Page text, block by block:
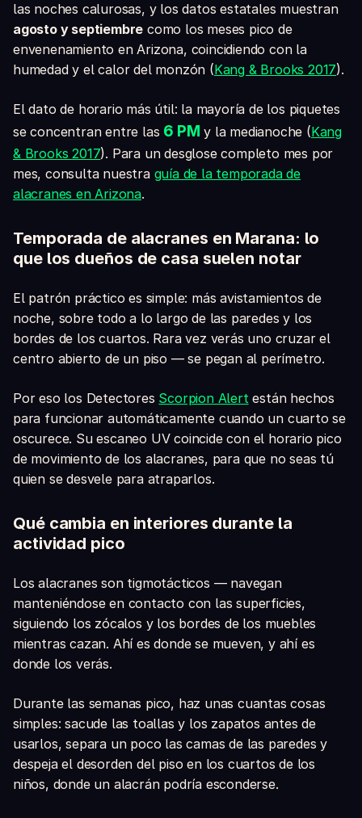
las noches calurosas, y los datos estatales muestran
agosto y septiembre como los meses pico de
envenenamiento en Arizona, coincidiendo con la
humedad y el calor del monzón (Kang & Brooks 2017).
El dato de horario más útil: la mayoría de los piquetes
se concentran entre las 6 PM y la medianoche (Kang
& Brooks 2017). Para un desglose completo mes por
mes, consulta nuestra guía de la temporada de
alacranes en Arizona.
Temporada de alacranes en Marana: lo
que los dueños de casa suelen notar
El patrón práctico es simple: más avistamientos de
noche, sobre todo a lo largo de las paredes y los
bordes de los cuartos. Rara vez verás uno cruzar el
centro abierto de un piso — se pegan al perímetro.
Por eso los Detectores Scorpion Alertestán hechos
para funcionar automáticamente cuando un cuarto se
oscurece. Su escaneo UV coincide con el horario pico
de movimiento de los alacranes, para que no seas tú
quien se desvele para atraparlos.
Qué cambia en interiores durante la
actividad pico
Los alacranes son tigmotácticos — navegan
manteniéndose en contacto con las superficies,
siguiendo los zócalos y los bordes de los muebles
mientras cazan. Ahí es donde se mueven, y ahí es
donde los verás.
Durante las semanas pico, haz unas cuantas cosas
simples: sacude las toallas y los zapatos antes de
usarlos, separa un poco las camas de las paredes y
despeja el desorden del piso en los cuartos de los
niños, donde un alacrán podría esconderse.